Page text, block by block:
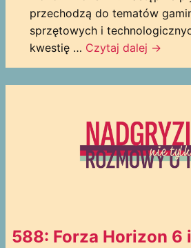
przechodzą do tematów
sprzętowych i
kwestię … Czytaj dalej →
588: Forza Horizon 6